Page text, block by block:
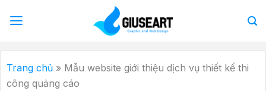
qua
dung
Trang chủ » Mẫu website giới thiệu dịch vụ thiết kế thi
công quảng cáo